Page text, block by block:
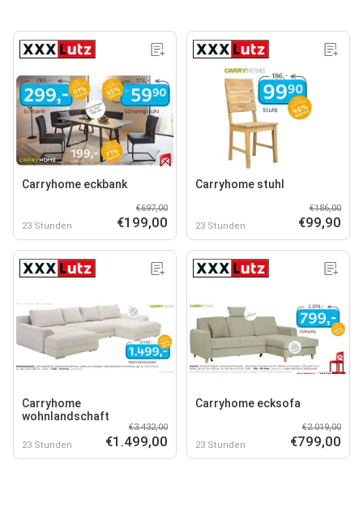
Carryhome eckbank
23 Stunden
€697,00
€199,00
Carryhome stuhl
23 Stunden
€186,00
€99,90
Carryhome
wohnlandschaft
23 Stunden
€3.432,00
€1.499,00
Carryhome ecksofa
23 Stunden
€2.019,00
€799,00